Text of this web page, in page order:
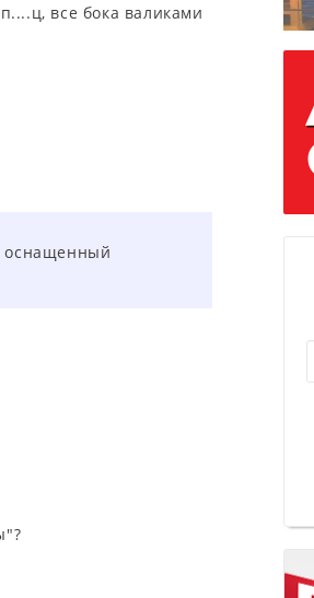
все бока валиками
оснащенный